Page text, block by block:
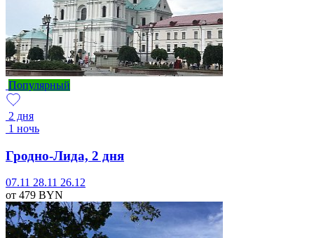
Популярный
2 дня
1 ночь
Гродно-Лида, 2 дня
07.11 28.11 26.12
от 479 BYN